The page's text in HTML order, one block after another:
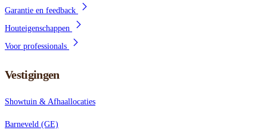
Garantie en feedback
Houteigenschappen
Voor professionals
Vestigingen
Showtuin & Afhaallocaties
Barneveld (GE)